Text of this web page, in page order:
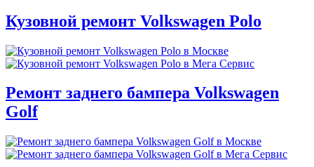
Кузовной ремонт Volkswagen Polo
Ремонт заднего бампера Volkswagen
Golf